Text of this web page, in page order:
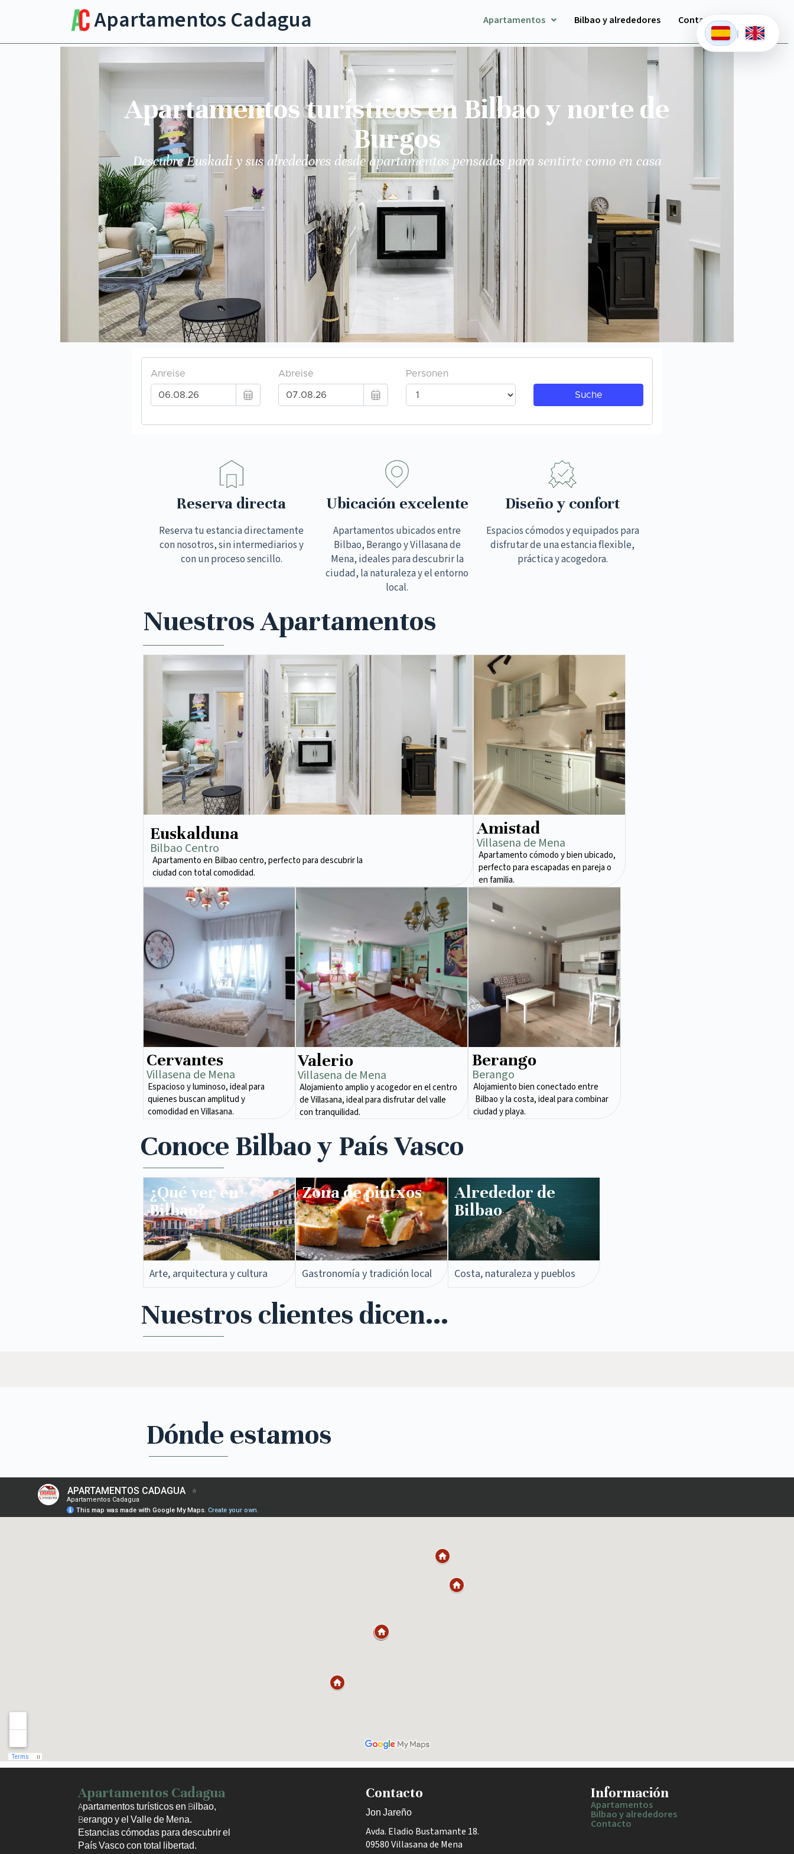
Apartamentos Cadagua Apartamentos Bilbao y alrededores Contacto
Apartamentos turísticos en Bilbao y norte de
Burgos
Descubre Euskadi y sus alrededores desde apartamentos pensados para sentirte como en casa
Reserva directa
Reserva tu estancia directamente
con nosotros, sin intermediarios y
con un proceso sencillo.
Ubicación excelente
Apartamentos ubicados entre
Bilbao, Berango y Villasana de
Mena, ideales para descubrir la
ciudad, la naturaleza y el entorno
local.
Diseño y confort
Espacios cómodos y equipados para
disfrutar de una estancia flexible,
práctica y acogedora.
Nuestros Apartamentos
Euskalduna
Bilbao Centro
Apartamento en Bilbao centro, perfecto para descubrir la
ciudad con total comodidad.
Amistad
Villasena de Mena
Apartamento cómodo y bien ubicado,
perfecto para escapadas en pareja o
en familia.
Cervantes
Villasena de Mena​
Espacioso y luminoso, ideal para
quienes buscan amplitud y
comodidad en Villasana.
Valerio
Villasena de Mena​
Alojamiento amplio y acogedor en el centro
de Villasana, ideal para disfrutar del valle
con tranquilidad.
Berango
Berango
Alojamiento bien conectado entre
Bilbao y la costa, ideal para combinar
ciudad y playa.
Conoce Bilbao y País Vasco
¿Qué ver en
Bilbao?
Arte, arquitectura y cultura
Zona de pintxos​
Gastronomía y tradición local
Alrededor de
Bilbao
Costa, naturaleza y pueblos
Nuestros clientes dicen...
Dónde estamos
Apartamentos Cadagua
Apartamentos turísticos en Bilbao,
Berango y el Valle de Mena.
Estancias cómodas para descubrir el
País Vasco con total libertad.
Contacto
Jon Jareño
Avda. Eladio Bustamante 18.
09580 Villasana de Mena
Información
Apartamentos
Bilbao y alrededores
Contacto
|